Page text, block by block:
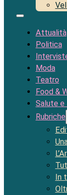
Attualità
Politica
Moda
Teatro
Food &
Salute e
Rubriche
In